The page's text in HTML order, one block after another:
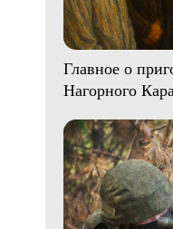
Главное о
Нагорного